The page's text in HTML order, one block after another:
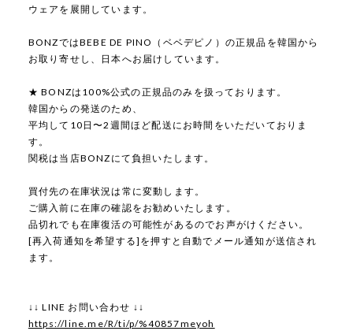
ウェアを展開しています。
BONZではBEBE DE PINO（ベベデピノ）の正規品を韓国から
お取り寄せし、日本へお届けしています。
★ BONZは100%公式の正規品のみを扱っております。
韓国からの発送のため、
平均して10日〜2週間ほど配送にお時間をいただいておりま
す。
関税は当店BONZにて負担いたします。
買付先の在庫状況は常に変動します。
ご購入前に在庫の確認をお勧めいたします。
品切れでも在庫復活の可能性があるのでお声がけください。
[再入荷通知を希望する]を押すと自動でメール通知が送信され
ます。
↓↓ LINE お問い合わせ ↓↓
https://line.me/R/ti/p/%40857meyoh